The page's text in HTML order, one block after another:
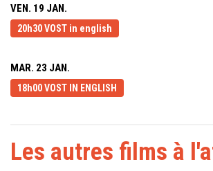
VEN. 19 JAN.
20h30 VOST in english
MAR. 23 JAN.
18h00 VOST IN ENGLISH
Les autres films à